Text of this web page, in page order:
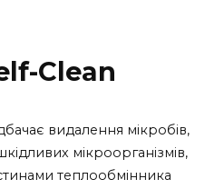
Clean
видалення мікробів,
мікроорганізмів,
теплообмінника